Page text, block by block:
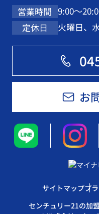
営業時間 9:00～
定休日
火曜日、
お
サイトマッププ
センチュリー21の加